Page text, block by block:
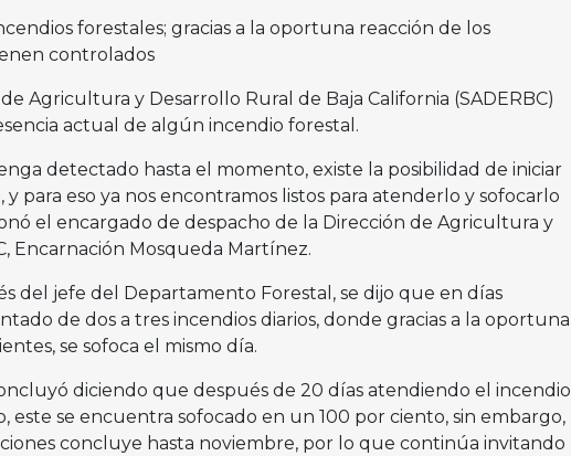
forestales; gracias a la oportuna reacción de los
controlados
Agricultura y Desarrollo Rural de Baja California (SADERBC)
actual de algún incendio forestal.
detectado hasta el momento, existe la posibilidad de iniciar
para eso ya nos encontramos listos para atenderlo y sofocarlo
el encargado de despacho de la Dirección de Agricultura y
Encarnación Mosqueda Martínez.
del jefe del Departamento Forestal, se dijo que en días
de dos a tres incendios diarios, donde gracias a la oportuna
se sofoca el mismo día.
diciendo que después de 20 días atendiendo el incendio
este se encuentra sofocado en un 100 por ciento, sin embargo,
concluye hasta noviembre, por lo que continúa invitando